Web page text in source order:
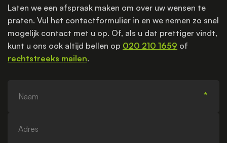
Laten we een afspraak maken om over uw wensen te
praten. Vul het contactformulier in en we nemen zo snel
mogelijk contact met u op. Of, als u dat prettiger vindt,
kunt u ons ook altijd bellen op 020 210 1659 of
rechtstreeks mailen.